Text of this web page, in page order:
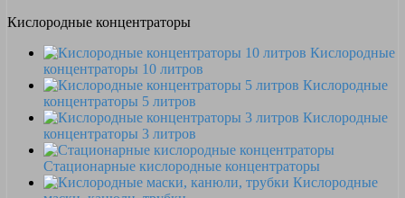
Кислородные концентраторы
Кислородные
концентраторы 10 литров
Кислородные
концентраторы 5 литров
Кислородные
концентраторы 3 литров
Стационарные кислородные концентраторы
Кислородные